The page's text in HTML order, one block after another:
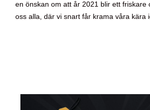
en önskan om att år 2021 blir ett friskare
oss alla, där vi snart får krama våra kära